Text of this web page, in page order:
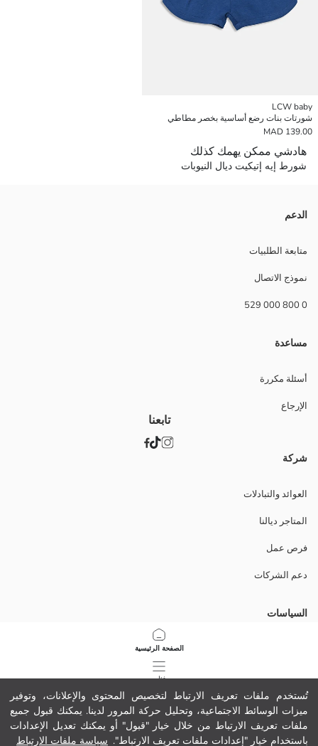
تُستخدم ملفات تعريف الارتباط لتخصيص المحتوى والإعلانات، وتوفير
ميزات الوسائط الاجتماعية، وتحليل حركة المرور لدينا. يمكنك قبول جميع
ملفات تعريف الارتباط من خلال خيار "قبول" أو يمكنك تعديل الإعدادات
باستخدام خيار "إعدادات ملفات تعريف الارتباط". سياسة ملفات الارتباط
الصفحة الرئيسية
فئات
سلة مشترياتي
LCW baby
شورتات بنات رضع أساسية بخصر مطاطي
139.00 MAD
هادشي ممكن يهمك كذلك
شورط إيه إتيكيت ديال النيوبات
1
الدعم
متابعة الطلبيات
نموذج الاتصال
0 800 000 529
مساعدة
أسئلة مكررة
الإرجاع
شركة
العوائد والتبادلات
المتاجر ديالنا
فرص عمل
دعم الشركات
السياسات
شروط الاستعمال
سياسة ملفات تعريف الارتباط
حمّل تطبيقنا
تابعنا